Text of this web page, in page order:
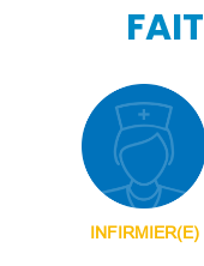
INFIRMIER(E)